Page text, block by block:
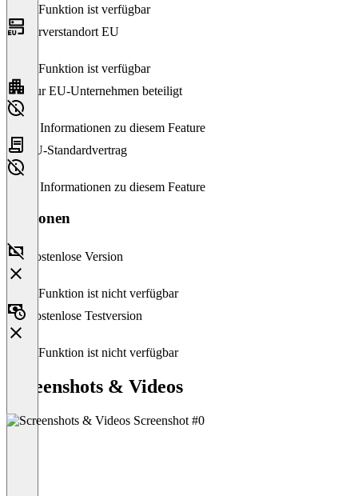
Diese Funktion ist verfügbar
Serverstandort EU
Diese Funktion ist verfügbar
Nur EU-Unternehmen beteiligt
Keine Informationen zu diesem Feature
EU-Standardvertrag
Keine Informationen zu diesem Feature
Versionen
Kostenlose Version
Diese Funktion ist nicht verfügbar
Kostenlose Testversion
Diese Funktion ist nicht verfügbar
Screenshots & Videos